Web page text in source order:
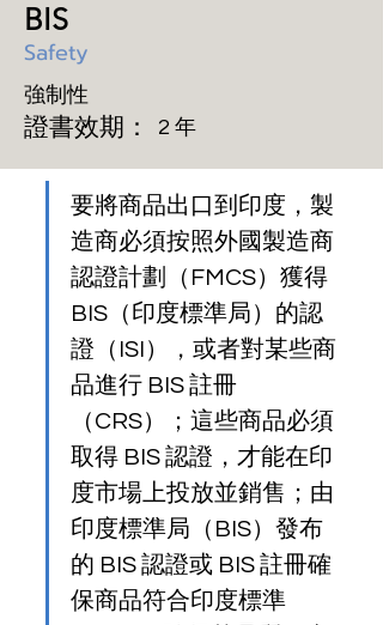
BIS
Safety
強制性
證書效期： 2 年
要將商品出口到印度，製
造商必須按照外國製造商
認證計劃（FMCS）獲得
BIS（印度標準局）的認
證（ISI），或者對某些商
品進行 BIS 註冊
（CRS）；這些商品必須
取得 BIS 認證，才能在印
度市場上投放並銷售；由
印度標準局（BIS）發布
的 BIS 認證或 BIS 註冊確
保商品符合印度標準